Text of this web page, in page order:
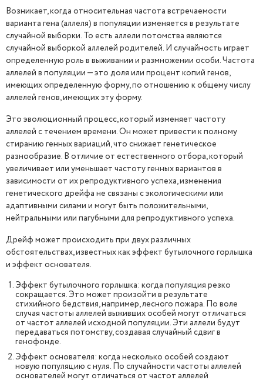
Возникает, когда относительная частота встречаемости
варианта гена (аллеля) в популяции изменяется в результате
случайной выборки. То есть аллели потомства являются
случайной выборкой аллелей родителей. И случайность играет
определенную роль в выживании и размножении особи. Частота
аллелей в популяции — это доля или процент копий генов,
имеющих определенную форму, по отношению к общему числу
аллелей генов, имеющих эту форму.
Это эволюционный процесс, который изменяет частоту
аллелей с течением времени. Он может привести к полному
стиранию генных вариаций, что снижает генетическое
разнообразие. В отличие от естественного отбора, который
увеличивает или уменьшает частоту генных вариантов в
зависимости от их репродуктивного успеха, изменения
генетического дрейфа не связаны с экологическими или
адаптивными силами и могут быть положительными,
нейтральными или пагубными для репродуктивного успеха.
Дрейф может происходить при двух различных
обстоятельствах, известных как эффект бутылочного горлышка
и эффект основателя.
Эффект бутылочного горлышка: когда популяция резко
сокращается. Это может произойти в результате
стихийного бедствия, например, лесного пожара. По воле
случая частоты аллелей выживших особей могут отличаться
от частот аллелей исходной популяции. Эти аллели будут
передаваться потомству, создавая случайный сдвиг в
генофонде.
Эффект основателя: когда несколько особей создают
новую популяцию с нуля. По случайности частоты аллелей
основателей могут отличаться от частот аллелей